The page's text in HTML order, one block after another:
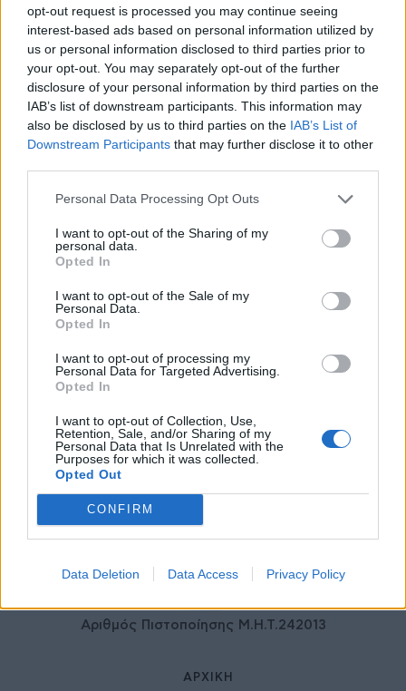
opt-out request is processed you may continue seeing
interest-based ads based on personal information utilized by
us or personal information disclosed to third parties prior to
your opt-out. You may separately opt-out of the further
disclosure of your personal information by third parties on the
IAB’s list of downstream participants. This information may
also be disclosed by us to third parties on the IAB’s List of
Downstream Participants that may further disclose it to other
Personal Data Processing Opt Outs
I want to opt-out of the Sharing of my
personal data.
Opted In
I want to opt-out of the Sale of my
Personal Data.
Opted In
I want to opt-out of processing my
Personal Data for Targeted Advertising.
Opted In
I want to opt-out of Collection, Use,
Retention, Sale, and/or Sharing of my
Personal Data that Is Unrelated with the
Purposes for which it was collected.
Opted Out
CONFIRM
Data Deletion Data Access Privacy Policy
Μεταπροπονητική πείνα: Ο λόγος
που θέλεις να καταβροχθίσεις τα
πάντα μετά την άσκηση
27 Φεβρουαρίου 2026
Ωρίων – Σπάνια νοσήματα
συνδέονται με μνημεία που
πνεύμα της χώρας μας
Γεωργιάδης: Πολλαπλά οφέλη από
ιδιωτικού τομέα
27 Φεβρουαρίου 2026
© HealthStories - All rights reserved.
Αριθμός Πιστοποίησης Μ.Η.Τ.242013
ΑΡΧΙΚΉ